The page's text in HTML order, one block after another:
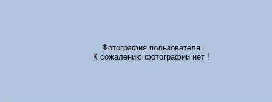
Фотография пользователя
К сожалению фотографии нет !